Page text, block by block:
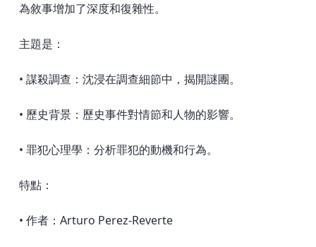
為敘事增加了深度和復雜性。
主題是：
• 謀殺調查：沈浸在調查細節中，揭開謎團。
• 歷史背景：歷史事件對情節和人物的影響。
• 罪犯心理學：分析罪犯的動機和行為。
特點：
• 作者：Arturo Perez-Reverte